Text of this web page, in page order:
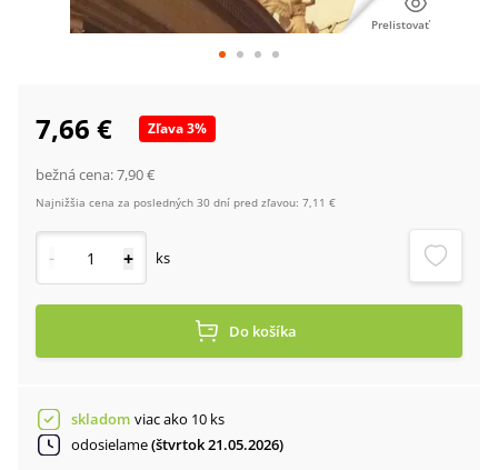
Prelistovať
7,66 € Zľava3%
bežná cena:7,90 €
Najnižšia cena za posledných 30 dní pred zľavou: 7,11 €
- + ks
Do košíka
skladom viac ako 10 ks
odosielame(štvrtok 21.05.2026)